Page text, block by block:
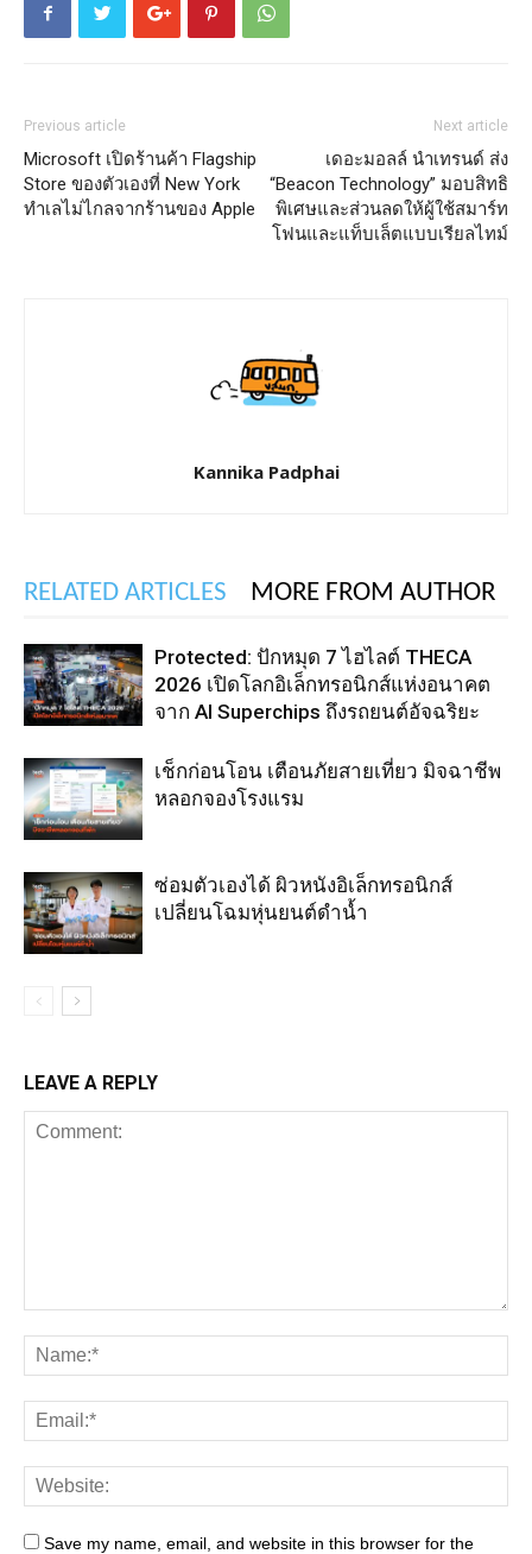
Previous article
Microsoft เปิดร้านค้า Flagship
Store ของตัวเองที่ New York
ทำเลไม่ไกลจากร้านของ Apple
Next article
เดอะมอลล์ นำเทรนด์ ส่ง
“Beacon Technology” มอบสิทธิ
พิเศษและส่วนลดให้ผู้ใช้สมาร์ท
โฟนและแท็บเล็ตแบบเรียลไทม์
Kannika Padphai
RELATED ARTICLES MORE FROM AUTHOR
Protected: ปักหมุด 7 ไฮไลต์ THECA
2026 เปิดโลกอิเล็กทรอนิกส์แห่งอนาคต
จาก AI Superchips ถึงรถยนต์อัจฉริยะ
เช็กก่อนโอน เตือนภัยสายเที่ยว มิจฉาชีพ
หลอกจองโรงแรม
ซ่อมตัวเองได้ ผิวหนังอิเล็กทรอนิกส์
เปลี่ยนโฉมหุ่นยนต์ดำน้ำ
LEAVE A REPLY
Save my name, email, and website in this browser for the